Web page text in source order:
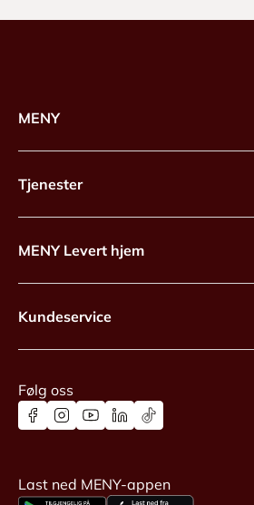
MENY
Tjenester
MENY Levert hjem
Kundeservice
Følg oss
Last ned MENY-appen